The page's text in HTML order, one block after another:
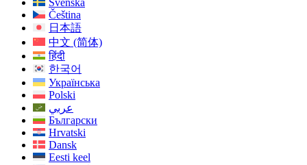
Svenska
Čeština
日本語
中文 (简体)
हिंदी
한국어
Українська
Polski
عربي
Български
Hrvatski
Dansk
Eesti keel